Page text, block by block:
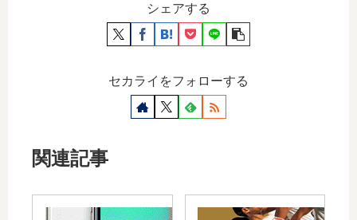
シェアする
セカライをフォローする
関連記事